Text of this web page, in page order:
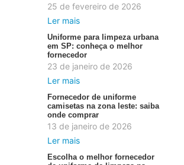
25 de fevereiro de 2026
Ler mais
Uniforme para limpeza urbana
em SP: conheça o melhor
fornecedor
23 de janeiro de 2026
Ler mais
Fornecedor de uniforme
camisetas na zona leste: saiba
onde comprar
13 de janeiro de 2026
Ler mais
Escolha o melhor fornecedor